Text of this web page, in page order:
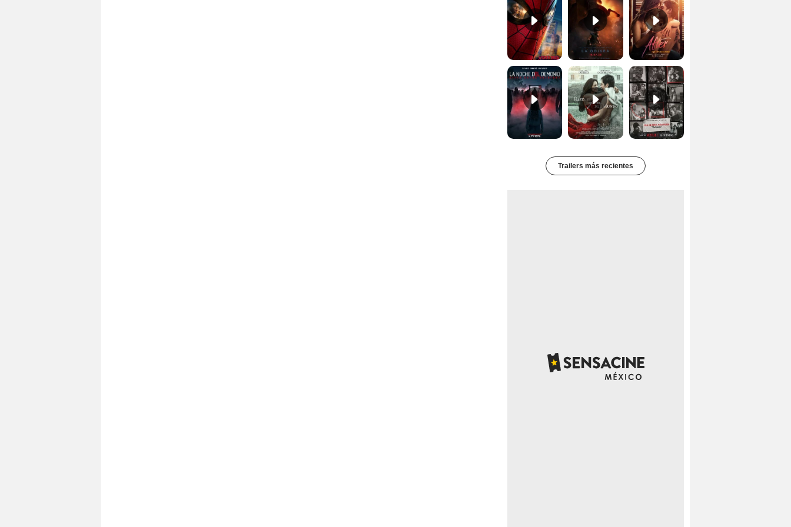
Primer Tráiler Oficial Subtitulado de 'La Noche Del Demonio: Están Entre Nosotros' Primer Tráiler Oficial Subtitulado de 'Una última aventura: Detrás de cámaras de Stranger Things 5'
Trailers más recientes